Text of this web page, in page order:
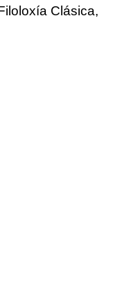
Clásica,